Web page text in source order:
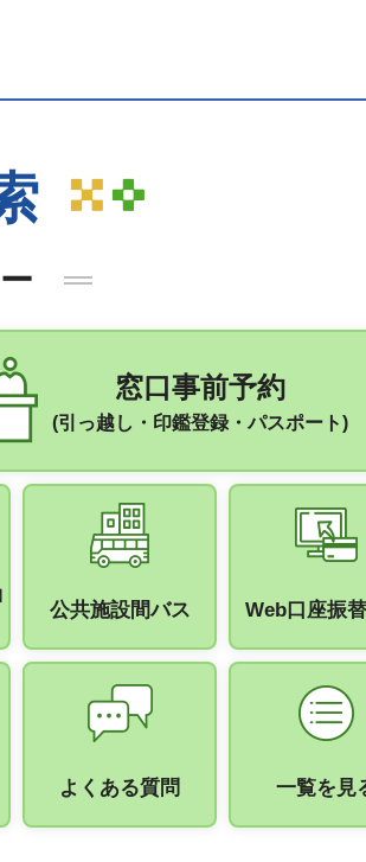
窓口事前予約
(引っ越し・印鑑登録・パスポート)
公共施設間バス Web口座振
よくある質問 一覧を見